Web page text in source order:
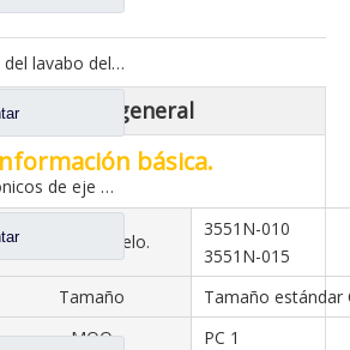
Engranaje del ángulo del lavabo del puente trasero para los repuestos 81.35199.6554 de Shamcan DelongTruck
Par de engranajes cónicos de eje medio 28/21 para piezas de repuesto de camión A0E Axle FAW Jiefang 2502036/037-A0E
Engranaje de ángulo de lavabo de puente medio para Shamcan DelongTruck repuestos 81.35199.6587
general
básica.
N º de Modelo.
3551N-010
3551N-015
Tamaño
Tamaño estándar
MOQ
PC 1